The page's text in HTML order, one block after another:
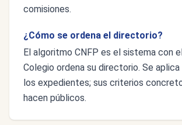
comisiones.
¿Cómo se ordena el directorio?
El algoritmo CNFP es el sistema con
Colegio ordena su directorio. Se
los expedientes; sus criterios
hacen públicos.